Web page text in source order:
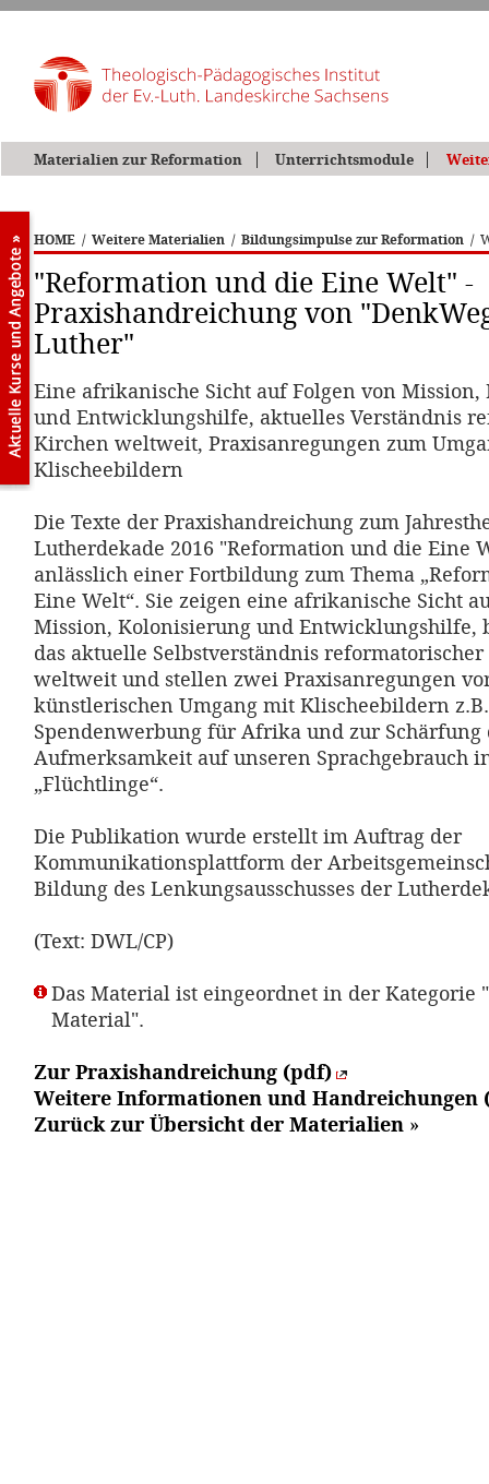
Materialien zur Reformation Unterrichtsmodule
HOME / Weitere Materialien / Bildungsimpulse zur Reformation /
"Reformation und die Eine Welt" -
Praxishandreichung von
Luther"
Eine afrikanische Sicht auf Folgen von
und Entwicklungshilfe, aktuelles Verständnis
Kirchen weltweit, Praxisanregungen zum
Klischeebildern
Die Texte der Praxishandreichung zum
Lutherdekade 2016 "Reformation und die Eine
anlässlich einer Fortbildung zum Thema
Eine Welt“. Sie zeigen eine afrikanische Sicht
Mission, Kolonisierung und Entwicklungshilfe,
das aktuelle Selbstverständnis
weltweit und stellen zwei Praxisanregungen
künstlerischen Umgang mit Klischeebildern
Spendenwerbung für Afrika und zur Schärfung
Aufmerksamkeit auf unseren Sprachgebrauch
„Flüchtlinge“.
Die Publikation wurde erstellt im Auftrag der
Kommunikationsplattform der
Bildung des Lenkungsausschusses der
(Text: DWL/CP)
Das Material ist eingeordnet in der Kategorie
Material".
Zur Praxishandreichung (pdf)
Weitere Informationen und Handreichungen
Zurück zur Übersicht der Materialien »